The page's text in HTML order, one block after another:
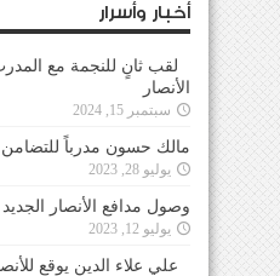
أخبار وأسرار
لقب ثانٍ للنجمة مع
الأنصار
سبتمبر 15, 2024
مالك حسون مدرباً
يوليو 28, 2023
وصول مدافع الأنصار الجديد
يوليو 12, 2023
علي علاء الدين يوقع